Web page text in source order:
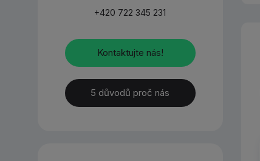
+420 722 345 231
Kontaktujte nás!
5 důvodů proč nás